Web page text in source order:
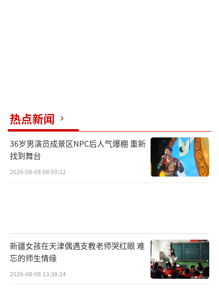
热点新闻
36岁男演员成景区NPC后人气爆棚 重新
找到舞台
2026-08-08 08:50:22
新疆女孩在天津偶遇支教老师哭红眼 难
忘的师生情缘
2026-08-08 13:38:24